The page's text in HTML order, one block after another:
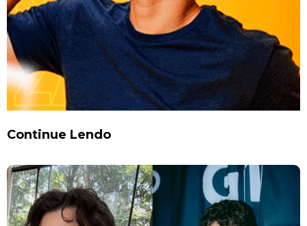
Continue Lendo